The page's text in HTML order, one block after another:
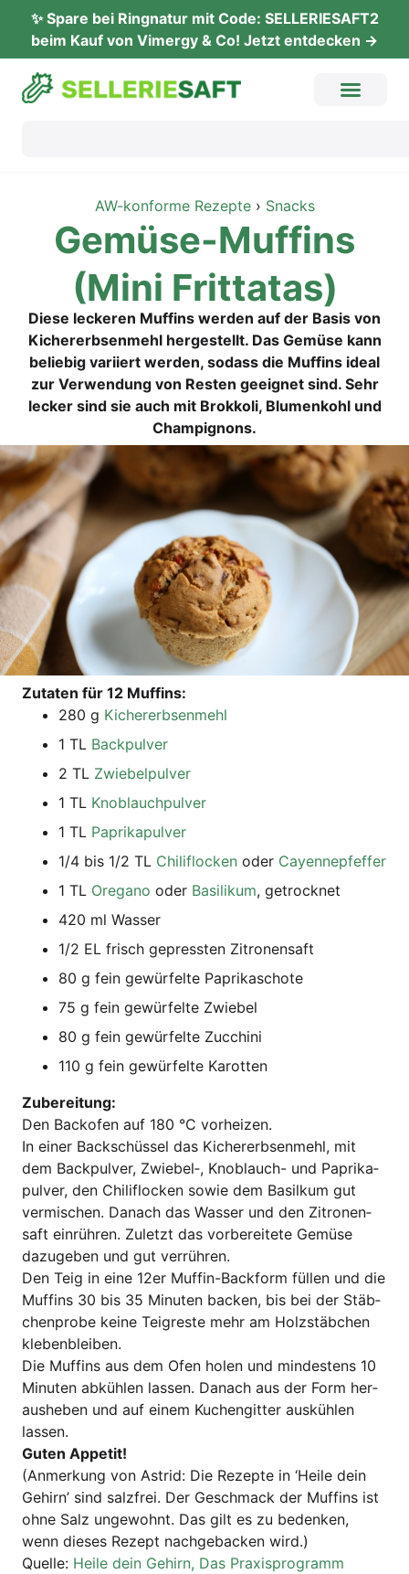
✨ Spare bei Ringnatur mit Code: SELLERIESAFT2
beim Kauf von Vimergy & Co! Jetzt entdecken →
AW-konforme Rezepte› Snacks
Gemü­se-Muf­fins
(Mini Frittatas)
Diese leckeren Muffins werden auf der Basis von
Kichererbsenmehl hergestellt. Das Gemüse kann
beliebig variiert werden, sodass die Muffins ideal
zur Verwendung von Resten geeignet sind. Sehr
lecker sind sie auch mit Brokkoli, Blumenkohl und
Champignons.
Zuta­ten für 12 Muffins:
280 g Kicher­erb­sen­mehl
1 TL Back­pul­ver
2 TL Zwie­bel­pul­ver
1 TL Knob­lauch­pul­ver
1 TL Papri­ka­pul­ver
1/4 bis 1/2 TL Chi­li­flo­cken oder Cayenne­pfef­fer
1 TL Ore­ga­no oder Basi­li­kum, getrock­net
420 ml Wasser
1/2 EL frisch gepress­ten Zitronensaft
80 g fein gewür­fel­te Paprikaschote
75 g fein gewür­fel­te Zwiebel
80 g fein gewür­fel­te Zucchini
110 g fein gewür­fel­te Karotten
Zube­rei­tung:
Den Back­ofen auf 180 °C vorheizen.
In einer Back­schüs­sel das Kicher­erb­sen­mehl, mit
dem Back­pul­ver, Zwiebel‑, Knob­lauch- und Papri­ka­
pul­ver, den Chi­li­flo­cken sowie dem Basil­kum gut
ver­mi­schen. Danach das Was­ser und den Zitro­nen­
saft ein­rüh­ren. Zuletzt das vor­be­rei­te­te Gemü­se
dazu­ge­ben und gut verrühren.
Den Teig in eine 12er Muf­fin-Back­form fül­len und die
Muf­fins 30 bis 35 Minu­ten backen, bis bei der Stäb­
chen­pro­be kei­ne Teig­res­te mehr am Holz­stäb­chen
klebenbleiben.
Die Muf­fins aus dem Ofen holen und min­des­tens 10
Minu­ten abküh­len las­sen. Danach aus der Form her­
aus­he­ben und auf einem Kuchen­git­ter aus­küh­len
lassen.
Guten Appe­tit!
(Anmer­kung von Astrid: Die Rezep­te in ‘Hei­le dein
Gehirn’ sind salz­frei. Der Geschmack der Muf­fins ist
ohne Salz unge­wohnt. Das gilt es zu beden­ken,
wenn die­ses Rezept nach­ge­ba­cken wird.)
Quel­le: Hei­le dein Gehirn, Das Praxisprogramm